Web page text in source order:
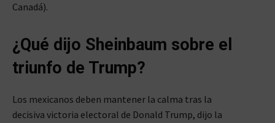
Canadá).
¿Qué dijo Sheinbaum sobre el
triunfo de Trump?
Los mexicanos deben mantener la calma tras la
decisiva victoria electoral de Donald Trump, dijo la